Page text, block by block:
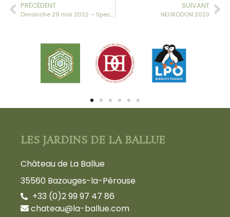
PRÉCÉDENT
Dimanche 29 mai 2022 – Spectacle « Le jeune Amour »
SUIVANT
NEURODON 2023
LES JARDINS DE LA BALLUE
Château de La Ballue
35560 Bazouges-la-Pérouse
+33 (0)2 99 97 47 86
chateau@la-ballue.com